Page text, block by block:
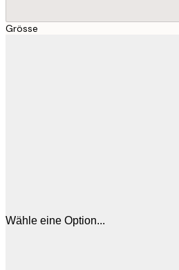
Grösse
Wähle eine Option...